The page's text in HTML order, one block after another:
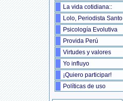
La vida cotidiana::
Lolo, Periodista Santo
Psicología Evolutiva
Provida Perú
Virtudes y valores
Yo influyo
¡Quiero participar!
Políticas de uso